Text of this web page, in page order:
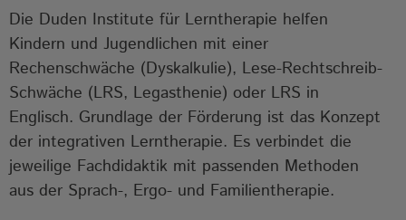
Die Duden Institute für Lerntherapie helfen
Kindern und Jugendlichen mit einer
Rechenschwäche (Dyskalkulie), Lese-Rechtschreib-
Schwäche (LRS, Legasthenie) oder LRS in
Englisch. Grundlage der Förderung ist das Konzept
der integrativen Lerntherapie. Es verbindet die
jeweilige Fachdidaktik mit passenden Methoden
aus der Sprach-, Ergo- und Familientherapie.